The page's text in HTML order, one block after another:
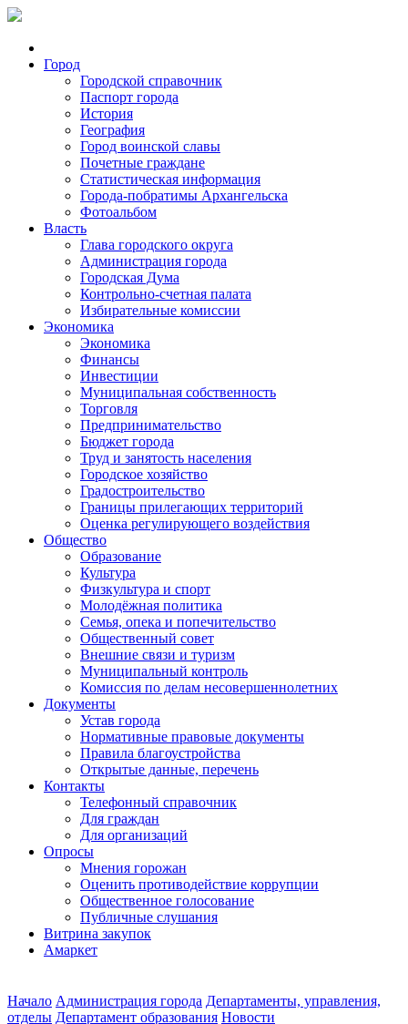
Город
Городской справочник
Паспорт города
История
География
Город воинской славы
Почетные граждане
Статистическая информация
Города-побратимы Архангельска
Фотоальбом
Власть
Глава городского округа
Администрация города
Городская Дума
Контрольно-счетная палата
Избирательные комиссии
Экономика
Экономика
Финансы
Инвестиции
Муниципальная собственность
Торговля
Предпринимательство
Бюджет города
Труд и занятость населения
Городское хозяйство
Градостроительство
Границы прилегающих территорий
Оценка регулирующего воздействия
Общество
Образование
Культура
Физкультура и спорт
Молодёжная политика
Семья, опека и попечительство
Общественный совет
Внешние связи и туризм
Муниципальный контроль
Комиссия по делам несовершеннолетних
Документы
Устав города
Нормативные правовые документы
Правила благоустройства
Открытые данные, перечень
Контакты
Телефонный справочник
Для граждан
Для организаций
Опросы
Мнения горожан
Оценить противодействие коррупции
Общественное голосование
Публичные слушания
Витрина закупок
Амаркет
Начало Администрация города Департаменты, управления,
отделы Департамент образования Новости